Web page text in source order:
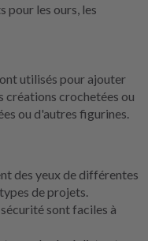
pour les ours, les
utilisés pour ajouter
créations crochetées ou
ou d'autres figurines.
des yeux de différentes
de projets.
sont faciles à